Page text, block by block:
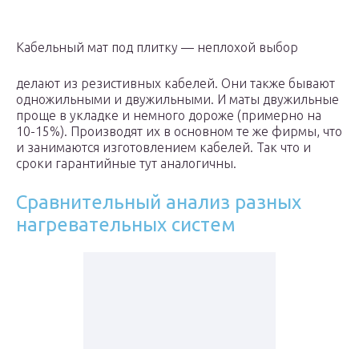
Кабельный мат под плитку — неплохой выбор
делают из резистивных кабелей. Они также бывают
одножильными и двужильными. И маты двужильные
проще в укладке и немного дороже (примерно на
10-15%). Производят их в основном те же фирмы, что
и занимаются изготовлением кабелей. Так что и
сроки гарантийные тут аналогичны.
Сравнительный анализ разных
нагревательных систем